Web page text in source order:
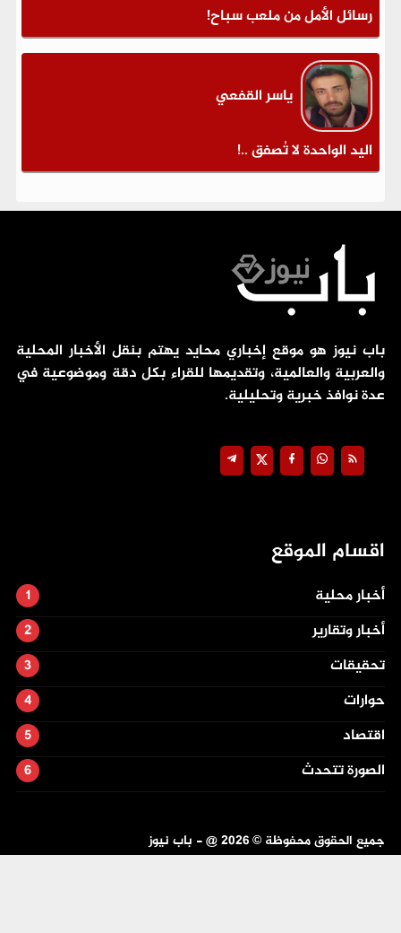
رسائل الأمل من ملعب سباح!
ياسر القفعي
اليد الواحدة لا تُصفق ..!
باب نيوز هو موقع إخباري محايد يهتم بنقل الأخبار المحلية
والعربية والعالمية، وتقديمها للقراء بكل دقة وموضوعية في
عدة نوافذ خبرية وتحليلية.
اقسام الموقع
أخبار محلية
أخبار وتقارير
تحقيقات
حوارات
اقتصاد
الصورة تتحدث
جميع الحقوق محفوظة ©2026@ - باب نيوز